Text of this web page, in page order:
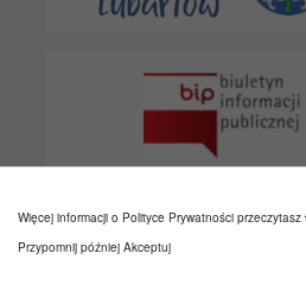
Więcej informacji o Polityce Prywatności przeczytasz
Przypomnij później Akceptuj